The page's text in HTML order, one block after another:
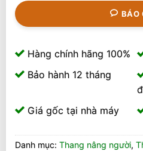
BÁO
Hàng chính hãng 100%
Bảo hành 12 tháng
Giá gốc tại nhà máy
Danh mục: Thang nâng người,